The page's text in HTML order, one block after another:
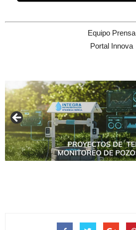
Equipo Prensa
Portal Innova